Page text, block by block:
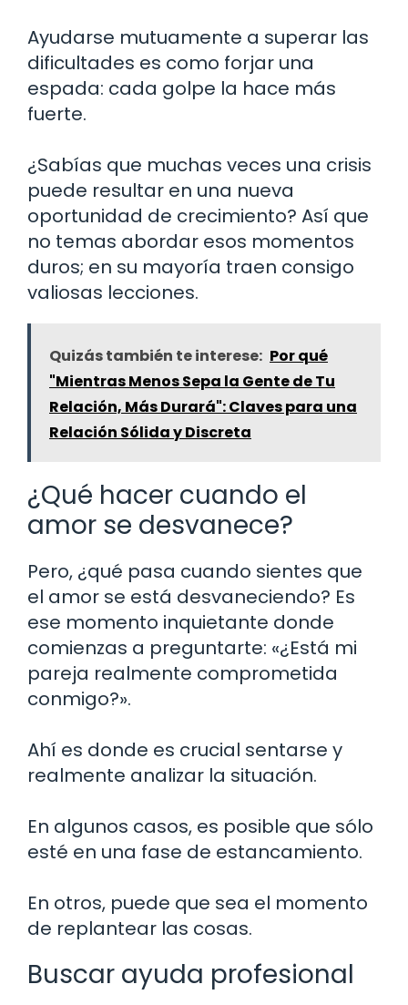
Ayudarse mutuamente a superar las
dificultades es como forjar una
espada: cada golpe la hace más
fuerte.
¿Sabías que muchas veces una crisis
puede resultar en una nueva
oportunidad de crecimiento? Así que
no temas abordar esos momentos
duros; en su mayoría traen consigo
valiosas lecciones.
Quizás también te interese: Por qué
"Mientras Menos Sepa la Gente de Tu
Relación, Más Durará": Claves para una
Relación Sólida y Discreta
¿Qué hacer cuando el
amor se desvanece?
Pero, ¿qué pasa cuando sientes que
el amor se está desvaneciendo? Es
ese momento inquietante donde
comienzas a preguntarte: «¿Está mi
pareja realmente comprometida
conmigo?».
Ahí es donde es crucial sentarse y
realmente analizar la situación.
En algunos casos, es posible que sólo
esté en una fase de estancamiento.
En otros, puede que sea el momento
de replantear las cosas.
Buscar ayuda profesional